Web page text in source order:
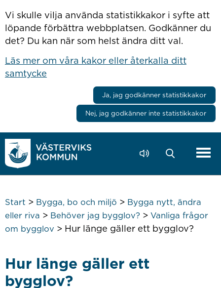
Vi skulle vilja använda statistikkakor i syfte att
löpande förbättra webbplatsen. Godkänner du
det? Du kan när som helst ändra ditt val.
Läs mer om våra kakor eller återkalla ditt
samtycke
Ja, jag godkänner statistikkakor
Nej, jag godkänner inte statistikkakor
Start > Bygga, bo och miljö > Bygga nytt, ändra
eller riva > Behöver jag bygglov? > Vanliga frågor
om bygglov > Hur länge gäller ett bygglov?
Hur länge gäller ett
bygglov?